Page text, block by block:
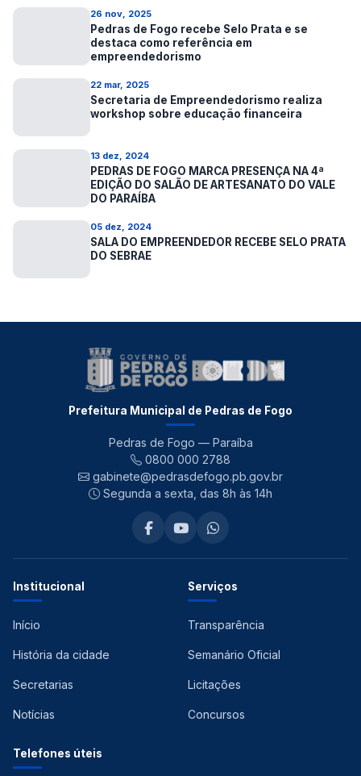
26 nov, 2025
Pedras de Fogo recebe Selo Prata e se
destaca como referência em
empreendedorismo
22 mar, 2025
Secretaria de Empreendedorismo realiza
workshop sobre educação financeira
13 dez, 2024
PEDRAS DE FOGO MARCA PRESENÇA NA 4ª
EDIÇÃO DO SALÃO DE ARTESANATO DO VALE
DO PARAÍBA
05 dez, 2024
SALA DO EMPREENDEDOR RECEBE SELO PRATA
DO SEBRAE
Prefeitura Municipal de Pedras de Fogo
Pedras de Fogo — Paraíba
0800 000 2788
gabinete@pedrasdefogo.pb.gov.br
Segunda a sexta, das 8h às 14h
Institucional
Início
História da cidade
Secretarias
Notícias
Serviços
Transparência
Semanário Oficial
Licitações
Concursos
Telefones úteis